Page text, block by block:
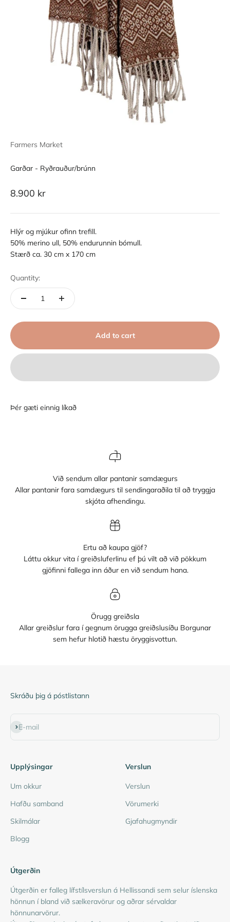
Farmers Market
Garðar - Ryðrauður/brúnn
Sale price
8.900 kr
Hlýr og mjúkur ofinn trefill.
50% merino ull, 50% endurunnin bómull.
Stærð ca. 30 cm x 170 cm
Quantity:
Add to cart
Við sendum allar pantanir samdægurs
Allar pantanir fara samdægurs til sendingaraðila til að tryggja
skjóta afhendingu.
Ertu að kaupa gjöf?
Láttu okkur vita í greiðsluferlinu ef þú vilt að við pökkum
gjöfinni fallega inn áður en við sendum hana.
Örugg greiðsla
Allar greiðslur fara í gegnum örugga greiðslusíðu Borgunar
sem hefur hlotið hæstu öryggisvottun.
Skráðu þig á póstlistann
E-mail
Subscribe
Upplýsingar
Um okkur
Hafðu samband
Skilmálar
Blogg
Verslun
Verslun
Vörumerki
Gjafahugmyndir
Útgerðin
Útgerðin er falleg lífstílsverslun á Hellissandi sem selur íslenska
hönnun í bland við sælkeravörur og aðrar sérvaldar
hönnunarvörur.